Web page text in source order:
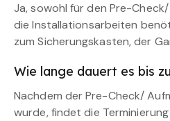
Ja, sowohl für den Pre-
die Installationsarbeiten
zum Sicherungskasten, der
Wie lange dauert es bis
Nachdem der Pre-Check/
wurde, findet die